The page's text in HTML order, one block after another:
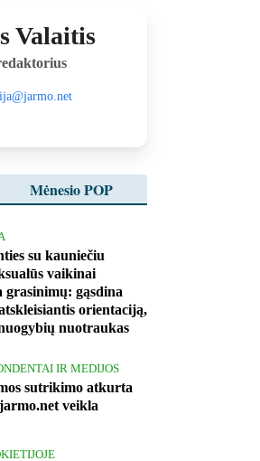
Valaitis
Mėnesio POP
su kauniečiu
vaikinai
grasinimų: gąsdina
orientaciją,
nuotraukas
IR MEDIJOS
sutrikimo atkurta
veikla